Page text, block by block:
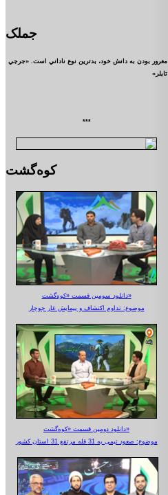
جملک
مغرور بودن به دانش خود، بدترين نوع ناداني است. «جرجي
تايلر»
***
کوه‌گشت
دانلود سومین قسمت «کوه‌گشت»
موضوع: تداوم اکتشاف و پیمایش غار جوجار
دانلود دومین قسمت «کوه‌گشت»
موضوع: صعود تیمی به 31 قله مرتفع 31 استان کشور